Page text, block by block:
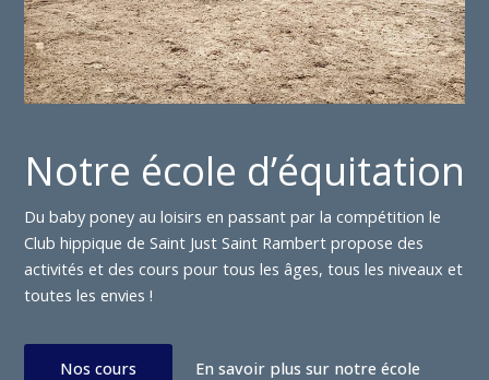
Notre école d’équitation
Du baby poney au loisirs en passant par la compétition le
Club hippique de Saint Just Saint Rambert propose des
activités et des cours pour tous les âges, tous les niveaux et
toutes les envies !
Nos cours En savoir plus sur notre école